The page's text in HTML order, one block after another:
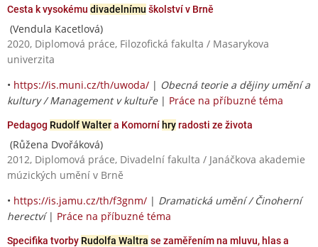
Cesta k vysokému divadelnímu školství v Brně
(Vendula Kacetlová)
2020, Diplomová práce, Filozofická fakulta / Masarykova
univerzita
• https://is.muni.cz/th/uwoda/ | Obecná teorie a dějiny umění a
kultury / Management v kultuře| Práce na příbuzné téma
Pedagog Rudolf Waltera Komorní hryradosti ze života
(Růžena Dvořáková)
2012, Diplomová práce, Divadelní fakulta / Janáčkova akademie
múzických umění v Brně
• https://is.jamu.cz/th/f3gnm/ | Dramatická umění / Činoherní
herectví| Práce na příbuzné téma
Specifika tvorby Rudolfa Waltra se zaměřením na mluvu, hlas a